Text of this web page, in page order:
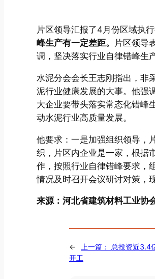
片区领导汇报了4月份区域执
峰生产有一定差距。
片区领导
调，坚决落实行业自律错峰生
水泥分会会长王志刚指出，非
泥行业健康发展的大事。他强
大企业要带头落实常态化错峰
动水泥行业高质量发展。
他要求：一是加强组织领导，
织，片区内企业是一家，根据
作，按照行业自律错峰要求，
情况及时召开会议研讨对策，
来源：河北省建筑材料工业协
← 上一篇： 总投资近3.4
开工